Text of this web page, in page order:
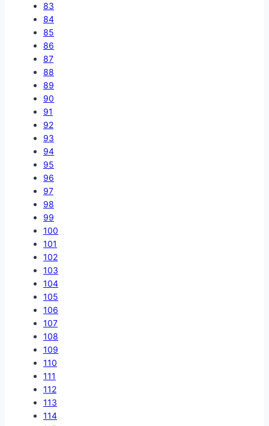
83
84
85
86
87
88
89
90
91
92
93
94
95
96
97
98
99
100
101
102
103
104
105
106
107
108
109
110
111
112
113
114